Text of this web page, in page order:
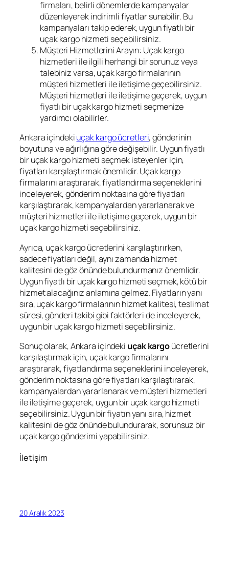
firmaları, belirli dönemlerde kampanyalar
düzenleyerek indirimli fiyatlar sunabilir. Bu
kampanyaları takip ederek, uygun fiyatlı bir
uçak kargo hizmeti seçebilirsiniz.
Müşteri Hizmetlerini Arayın: Uçak kargo
hizmetleri ile ilgili herhangi bir sorunuz veya
talebiniz varsa, uçak kargo firmalarının
müşteri hizmetleri ile iletişime geçebilirsiniz.
Müşteri hizmetleri ile iletişime geçerek, uygun
fiyatlı bir uçak kargo hizmeti seçmenize
yardımcı olabilirler.
Ankara içindekiuçak kargo ücretleri, gönderinin
boyutuna ve ağırlığına göre değişebilir. Uygun fiyatlı
bir uçak kargo hizmeti seçmek isteyenler için,
fiyatları karşılaştırmak önemlidir. Uçak kargo
firmalarını araştırarak, fiyatlandırma seçeneklerini
inceleyerek, gönderim noktasına göre fiyatları
karşılaştırarak, kampanyalardan yararlanarak ve
müşteri hizmetleri ile iletişime geçerek, uygun bir
uçak kargo hizmeti seçebilirsiniz.
Ayrıca, uçak kargo ücretlerini karşılaştırırken,
sadece fiyatları değil, aynı zamanda hizmet
kalitesini de göz önünde bulundurmanız önemlidir.
Uygun fiyatlı bir uçak kargo hizmeti seçmek, kötü bir
hizmet alacağınız anlamına gelmez. Fiyatların yanı
sıra, uçak kargo firmalarının hizmet kalitesi, teslimat
süresi, gönderi takibi gibi faktörleri de inceleyerek,
uygun bir uçak kargo hizmeti seçebilirsiniz.
Sonuç olarak, Ankara içindeki uçak kargoücretlerini
karşılaştırmak için, uçak kargo firmalarını
araştırarak, fiyatlandırma seçeneklerini inceleyerek,
gönderim noktasına göre fiyatları karşılaştırarak,
kampanyalardan yararlanarak ve müşteri hizmetleri
ile iletişime geçerek, uygun bir uçak kargo hizmeti
seçebilirsiniz. Uygun bir fiyatın yanı sıra, hizmet
kalitesini de göz önünde bulundurarak, sorunsuz bir
uçak kargo gönderimi yapabilirsiniz.
İletişim
20 Aralık 2023